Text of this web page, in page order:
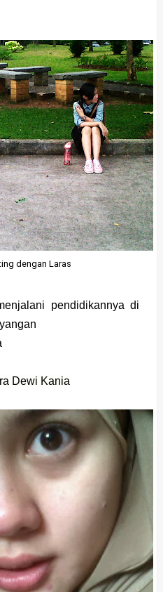
dengan Laras
pendidikannya di
Dewi Kania